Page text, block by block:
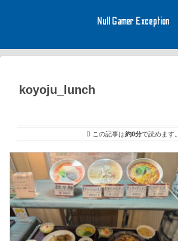
Null Gamer Exception
koyoju_lunch
この記事は約0分で読めます。